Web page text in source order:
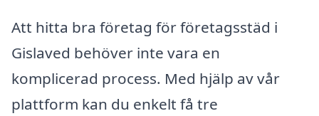
Att hitta bra företag för företagsstäd i
Gislaved behöver inte vara en
komplicerad process. Med hjälp av vår
plattform kan du enkelt få tre